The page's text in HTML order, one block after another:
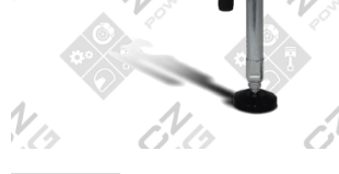
Obchodní
podmínky
Doprava